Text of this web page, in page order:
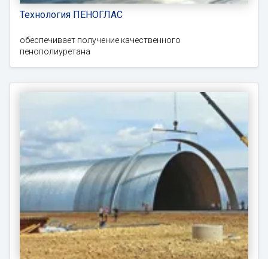
Технология ПЕНОГЛАС
обеспечивает получение качественного
пенополиуретана